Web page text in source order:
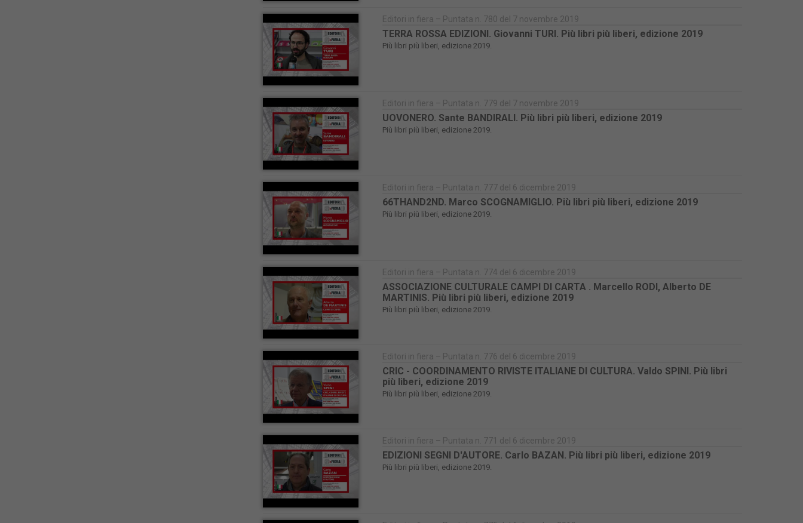
Editori in fiera – Puntata n. 780 del 7 novembre 2019
TERRA ROSSA EDIZIONI. Giovanni TURI. Più libri più liberi, edizione 2019
Più libri più liberi, edizione 2019.
Editori in fiera – Puntata n. 779 del 7 novembre 2019
UOVONERO. Sante BANDIRALI. Più libri più liberi, edizione 2019
Più libri più liberi, edizione 2019.
Editori in fiera – Puntata n. 777 del 6 dicembre 2019
66THAND2ND. Marco SCOGNAMIGLIO. Più libri più liberi, edizione 2019
Più libri più liberi, edizione 2019.
Editori in fiera – Puntata n. 774 del 6 dicembre 2019
ASSOCIAZIONE CULTURALE CAMPI DI CARTA . Marcello RODI, Alberto DE
MARTINIS. Più libri più liberi, edizione 2019
Più libri più liberi, edizione 2019.
Editori in fiera – Puntata n. 776 del 6 dicembre 2019
CRIC - COORDINAMENTO RIVISTE ITALIANE DI CULTURA. Valdo SPINI. Più libri
più liberi, edizione 2019
Più libri più liberi, edizione 2019.
Editori in fiera – Puntata n. 771 del 6 dicembre 2019
EDIZIONI SEGNI D'AUTORE. Carlo BAZAN. Più libri più liberi, edizione 2019
Più libri più liberi, edizione 2019.